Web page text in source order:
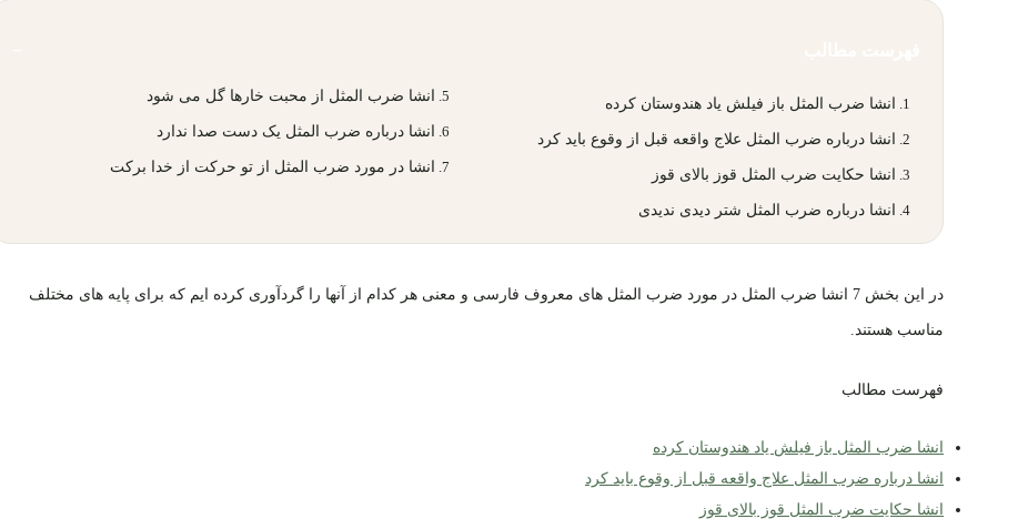
انشا ضرب المثل باز فیلش یاد هندوستان کرده
انشا درباره ضرب المثل علاج واقعه قبل از وقوع باید کرد
انشا حکایت ضرب المثل قوز بالای قوز
انشا درباره ضرب المثل شتر دیدی ندیدی
انشا ضرب المثل از محبت خارها گل می شود
انشا درباره ضرب المثل یک دست صدا ندارد
انشا در مورد ضرب المثل از تو حرکت از خدا برکت
در این بخش 7 انشا ضرب المثل در مورد ضرب المثل های معروف فارسی و معنی هر کدام از آنها را گردآوری کرده ایم که برای پایه های مختلف
مناسب هستند.
فهرست مطالب
انشا ضرب المثل باز فیلش یاد هندوستان کرده
انشا درباره ضرب المثل علاج واقعه قبل از وقوع باید کرد
انشا حکایت ضرب المثل قوز بالای قوز